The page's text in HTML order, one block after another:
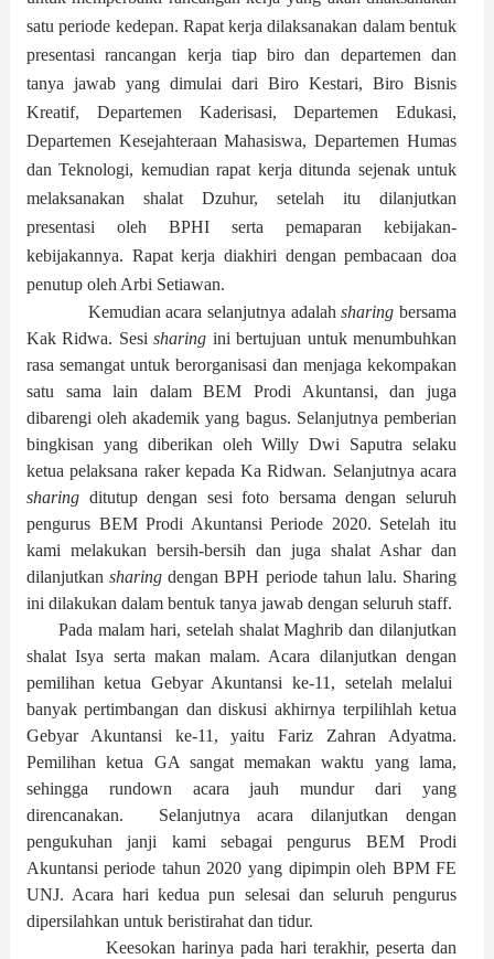
satu periode kedepan. Rapat kerja dilaksanakan dalam bentuk
presentasi rancangan kerja tiap biro dan departemen dan
tanya jawab yang dimulai dari Biro Kestari, Biro Bisnis
Kreatif, Departemen Kaderisasi, Departemen Edukasi,
Departemen Kesejahteraan Mahasiswa, Departemen Humas
dan Teknologi, kemudian rapat kerja ditunda sejenak untuk
melaksanakan shalat Dzuhur, setelah itu dilanjutkan
presentasi oleh BPHI serta pemaparan kebijakan-
kebijakannya. Rapat kerja diakhiri dengan pembacaan doa
penutup oleh Arbi Setiawan.
Kemudian acara selanjutnya adalahsharing bersama
Kak Ridwa. Sesisharing ini bertujuan untuk menumbuhkan
rasa semangat untuk berorganisasi dan menjaga kekompakan
satu sama lain dalam BEM Prodi Akuntansi, dan juga
dibarengi oleh akademik yang bagus. Selanjutnya pemberian
bingkisan yang diberikan oleh Willy Dwi Saputra selaku
ketua pelaksana raker kepada Ka Ridwan. Selanjutnya acara
sharingditutup dengan sesi foto bersama dengan seluruh
pengurus BEM Prodi Akuntansi Periode 2020. Setelah itu
kami melakukan bersih-bersih dan juga shalat Ashar dan
dilanjutkan sharing dengan BPH periode tahun lalu. Sharing
ini dilakukan dalam bentuk tanya jawab dengan seluruh staff.
Pada malam hari, setelah shalatMaghrib dan dilanjutkan
shalatIsya serta makan malam. Acara dilanjutkan dengan
pemilihan ketua Gebyar Akuntansi ke-11, setelah melalui
banyak pertimbangan dan diskusi akhirnya terpilihlah ketua
Gebyar Akuntansi ke-11, yaitu Fariz Zahran Adyatma.
Pemilihan ketua GA sangat memakan waktu yang lama,
sehingga rundown acara jauh mundur dari yang
direncanakan.
Selanjutnya acara dilanjutkan dengan
pengukuhan janji kami sebagai pengurus BEM Prodi
Akuntansi periode tahun 2020 yang dipimpin oleh BPM FE
UNJ. Acara hari kedua pun selesai dan seluruh pengurus
dipersilahkan untuk beristirahat dan tidur.
Keesokan harinya pada hari terakhir, peserta dan